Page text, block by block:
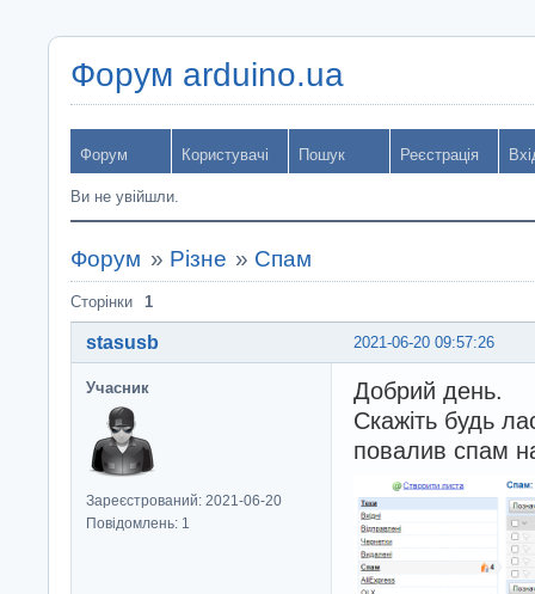
Форум arduino.ua
Форум Користувачі Пошук Реєстрація
Ви не увійшли.
Форум » Різне » Спам
Сторінки 1
2021-06-20 09:57:26
stasusb
Учасник
Зареєстрований: 2021-06-20
Повідомлень: 1
Добрий день.
Скажіть будь
повалив спам